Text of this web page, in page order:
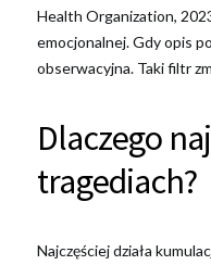
Health Organization,
emocjonalnej. Gdy opis
obserwacyjna. Taki filtr
Dlaczego
tragediach?
Najczęściej działa